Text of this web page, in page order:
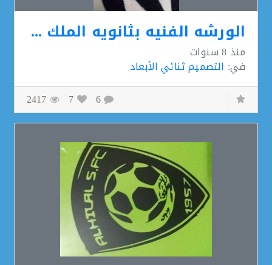
الورشه الفنيه بثانويه الملك خالد
التصميم ثنائي الأبعاد
7
2417